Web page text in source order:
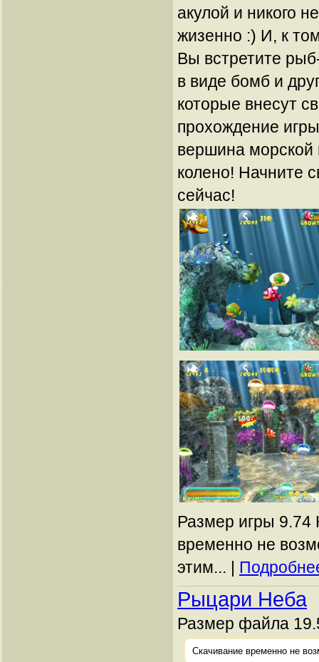
акулой и никого
жизенно :) И, к
Вы встретите
в виде бомб и
которые внесут
прохождение
вершина
колено! Начните
сейчас!
Размер игры 9.74
временно не
этим... |
Рыцари Неба
Размер файла
Скачивание временно не